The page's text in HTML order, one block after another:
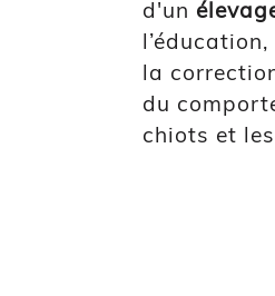
d'un
la
du
chiots et